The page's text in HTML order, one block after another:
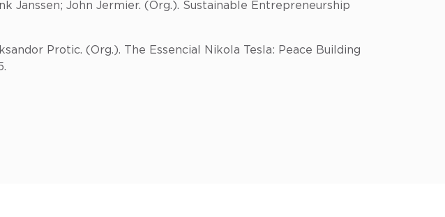
Janssen; John Jermier. (Org.). Sustainable Entrepreneurship
Protic. (Org.). The Essencial Nikola Tesla: Peace Building